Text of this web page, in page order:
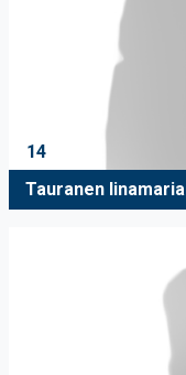
14
Tauranen Iinamaria